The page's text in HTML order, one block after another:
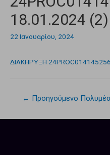
18.01.2024 (2)
22 Ιανουαρίου, 2024
ΔΙΑΚΗΡΥΞΗ
← Προηγούμενο